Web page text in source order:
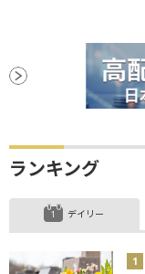
ランキング
デイリー